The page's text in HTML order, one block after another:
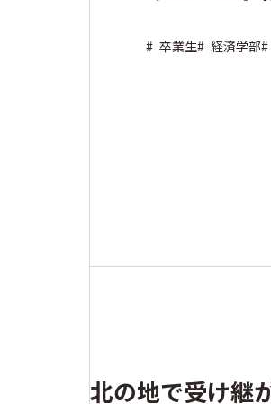
# 卒業生# 経済学部#
北の地で受け継